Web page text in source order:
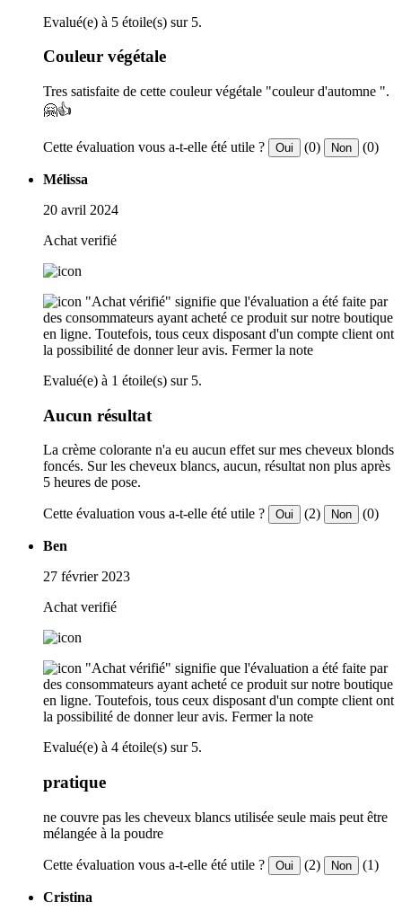
Evalué(e) à 5 étoile(s) sur 5.
Couleur végétale
Tres satisfaite de cette couleur végétale "couleur d'automne ".
🤗👍
Cette évaluation vous a-t-elle été utile ? Oui (0) Non (0)
Mélissa
20 avril 2024
Achat verifié
"Achat vérifié" signifie que l'évaluation a été faite par
des consommateurs ayant acheté ce produit sur notre boutique
en ligne. Toutefois, tous ceux disposant d'un compte client ont
la possibilité de donner leur avis. Fermer la note
Evalué(e) à 1 étoile(s) sur 5.
Aucun résultat
La crème colorante n'a eu aucun effet sur mes cheveux blonds
foncés. Sur les cheveux blancs, aucun, résultat non plus après
5 heures de pose.
Cette évaluation vous a-t-elle été utile ? Oui (2) Non (0)
Ben
27 février 2023
Achat verifié
"Achat vérifié" signifie que l'évaluation a été faite par
des consommateurs ayant acheté ce produit sur notre boutique
en ligne. Toutefois, tous ceux disposant d'un compte client ont
la possibilité de donner leur avis. Fermer la note
Evalué(e) à 4 étoile(s) sur 5.
pratique
ne couvre pas les cheveux blancs utilisée seule mais peut être
mélangée à la poudre
Cette évaluation vous a-t-elle été utile ? Oui (2) Non (1)
Cristina